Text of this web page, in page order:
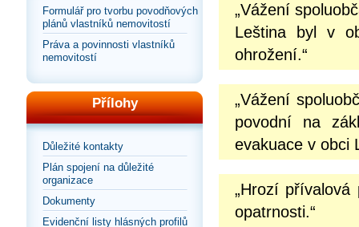
Formulář pro tvorbu povodňových
plánů vlastníků nemovitostí
Práva a povinnosti vlastníků
nemovitostí
Přílohy
Důležité kontakty
Plán spojení na důležité
organizace
Dokumenty
Evidenční listy hlásných profilů
„Vážení
Leština byl v
ohrožení.“
„Vážení
povodní na
evakuace v obci
„Hrozí přívalová
opatrnosti.“